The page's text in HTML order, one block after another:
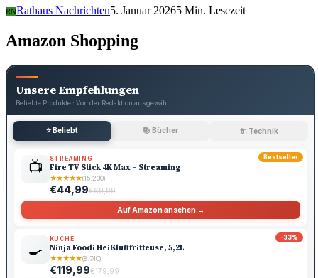
RNRathaus Nachrichten5. Januar 20265 Min. Lesezeit
Amazon Shopping
Unsere Empfehlungen
Beliebte Produkte · Von der Redaktion ausgewählt
⭐ Beliebt 📚 Bücher 🔌 Technik
Bestseller
📺 STREAMING
Fire TV Stick 4K Max – Streaming
★★★★★(15.230)
€44,99€69,99
Auf Amazon ansehen →
-33%
🍳
KÜCHE
Ninja Foodi Heißluftfritteuse, 5,2L
★★★★★(8.740)
€119,99€179,99